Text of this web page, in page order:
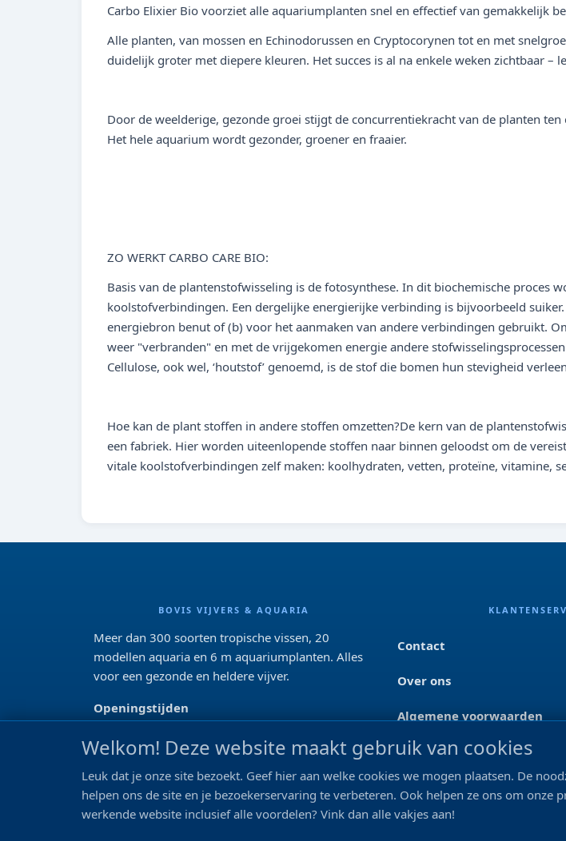
Carbo Elixier Bio voorziet alle aquariumplanten snel en effectief van gemakkelijk
Alle planten, van mossen en Echinodorussen en Cryptocorynen tot en met
duidelijk groter met diepere kleuren. Het succes is al na enkele weken zichtbaar –
Door de weelderige, gezonde groei stijgt de concurrentiekracht van de planten
Het hele aquarium wordt gezonder, groener en fraaier.
ZO WERKT CARBO CARE BIO:
Basis van de plantenstofwisseling is de fotosynthese. In dit biochemische proces
koolstofverbindingen. Een dergelijke energierijke verbinding is bijvoorbeeld
energiebron benut of (b) voor het aanmaken van andere verbindingen gebruikt.
weer "verbranden" en met de vrijgekomen energie andere
Cellulose, ook wel, ‘houtstof’ genoemd, is de stof die bomen hun stevigheid
Hoe kan de plant stoffen in andere stoffen omzetten?De kern van de
een fabriek. Hier worden uiteenlopende stoffen naar binnen geloodst om de
vitale koolstofverbindingen zelf maken: koolhydraten, vetten, proteïne, vitamine,
BOVIS VIJVERS & AQUARIA
Meer dan 300 soorten tropische vissen, 20
modellen aquaria en 6 m aquariumplanten. Alles
voor een gezonde en heldere vijver.
Openingstijden
Za: 09:00 - 17:00
REVIEWS
Contact
Over ons
Algemene voorwaarden
Privacyverklaring
Blog & tips
Merken
Welkom! Deze website maakt gebruik van cookies
Leuk dat je onze site bezoekt. Geef hier aan welke cookies we mogen plaatsen. De
helpen ons de site en je bezoekerservaring te verbeteren. Ook helpen ze ons om
werkende website inclusief alle voordelen? Vink dan alle vakjes aan!